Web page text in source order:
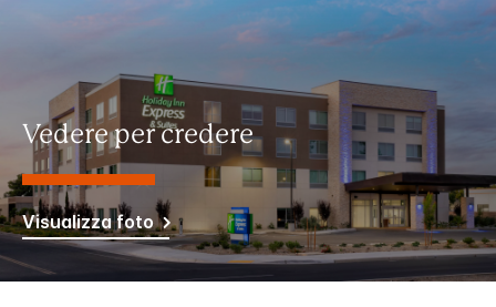
Vedere per credere
Visualizza foto